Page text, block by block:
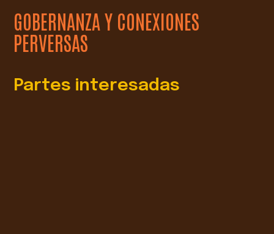
GOBERNANZA Y CONEXIONES
PERVERSAS
Partes interesadas